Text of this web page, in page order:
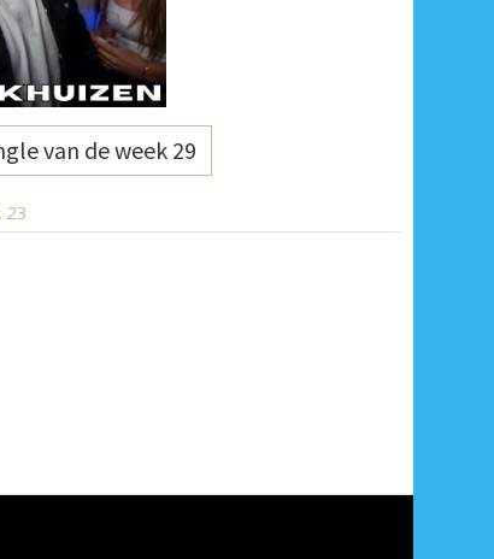
van de week 29
23